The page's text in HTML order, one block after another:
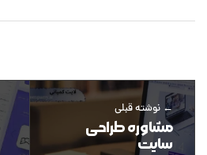
نوشته قبلی
مشاوره طراحی
سایت